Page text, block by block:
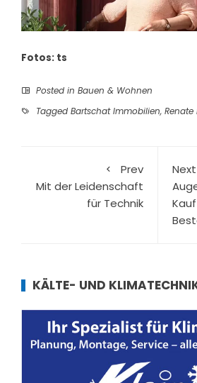
Fotos: ts
Posted in Bauen & Wohnen
Tagged Bartschat Immobilien, Renate
Prev
Mit der Leidenschaft
für Technik
Next
KÄLTE- UND